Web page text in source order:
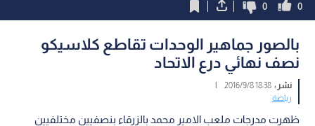
0
0
بالصور جماهير الوحدات تقاطع كلاسيكو
نصف نهائي درع الاتحاد
نشر :18:38 2016/9/8
|
رياضة
ظهرت مدرجات ملعب الامير محمد بالزرقاء بنصفيين مختلفيين